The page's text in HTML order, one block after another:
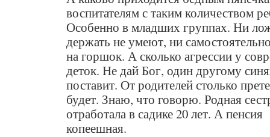
воспитателям с таким количеством
Особенно в младших группах. Ни
держать не умеют, ни
на горшок. А сколько агрессии у
деток. Не дай Бог, один другому
поставит. От родителей столько
будет. Знаю, что говорю. Родная
отработала в садике 20 лет. А пенсия
копеешная.